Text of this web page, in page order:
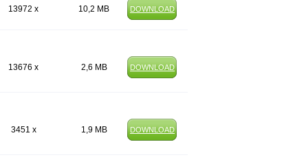
13972 x 10,2 MB DOWNLOAD
13676 x 2,6 MB DOWNLOAD
3451 x 1,9 MB DOWNLOAD